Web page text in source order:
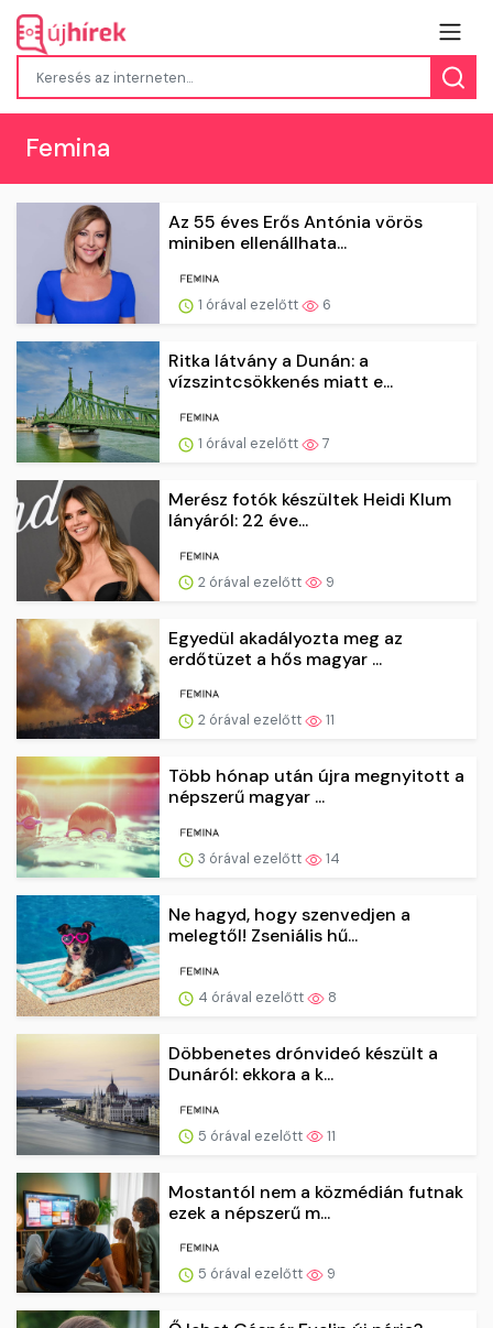
Femina
Az 55 éves Erős Antónia vörös
miniben ellenállhata...
1 órával ezelőtt 6
Ritka látvány a Dunán: a
vízszintcsökkenés miatt e...
1 órával ezelőtt 7
Merész fotók készültek Heidi Klum
lányáról: 22 éve...
2 órával ezelőtt 9
Egyedül akadályozta meg az
erdőtüzet a hős magyar ...
2 órával ezelőtt 11
Több hónap után újra megnyitott a
népszerű magyar ...
3 órával ezelőtt 14
Ne hagyd, hogy szenvedjen a
melegtől! Zseniális hű...
4 órával ezelőtt 8
Döbbenetes drónvideó készült a
Dunáról: ekkora a k...
5 órával ezelőtt 11
Mostantól nem a közmédián futnak
ezek a népszerű m...
5 órával ezelőtt 9